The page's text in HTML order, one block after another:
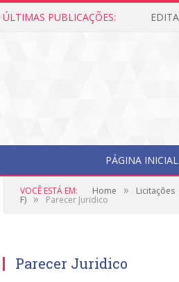
ÚLTIMAS PUBLICAÇÕES:
PÁGINA INICIAL
VOCÊ ESTÁ EM: Home » Licitações
F) » Parecer Juridico
Parecer Juridico